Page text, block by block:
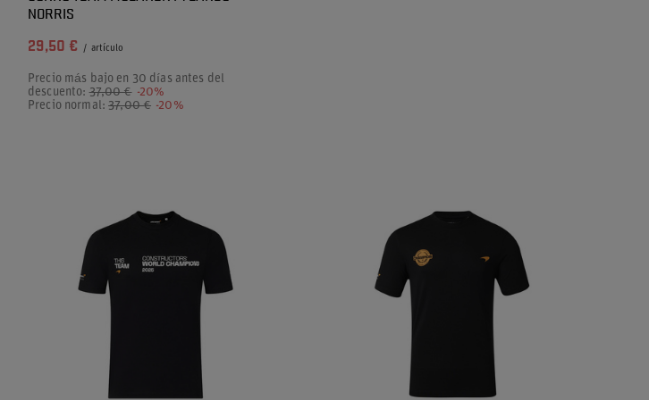
NORRIS
29,50 € / artículo
Precio más bajo en 30 días antes del
descuento:37,00 € -20%
Precio normal:37,00 € -20%